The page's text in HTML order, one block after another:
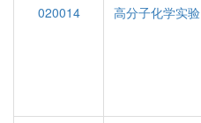
020014
高分子化学实验